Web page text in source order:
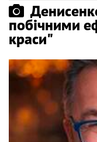
побічними
краси"